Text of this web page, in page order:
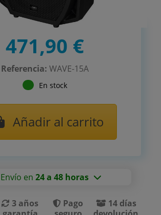
471,90 €
Referencia: WAVE-15A
En stock
Añadir al carrito
Envío en24 a 48 horas
3 años
Pago
14 días